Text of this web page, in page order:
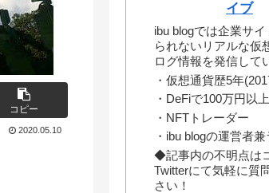
コピー
2020.05.10
イブ
ibu blogでは企業サ
られないリアルな仮
ログ情報を発信して
・仮想通貨歴5年
・DeFiで100万円以
・NFTトレーダー
・ibu blogの運営者
◆記事内の不明点は
Twitterにて気軽に質
さい！